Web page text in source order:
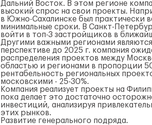
Дальний Восток. В этом регионе
высокий спрос на свои проекты.
в Южно-Сахалинске был практически
минимальные сроки. В Санкт-
войти в топ-3 застройщиков в
Другими важными регионами
перспективе до 2025 г. компания
распределения проектов между
областью и регионами в пропорции
рентабельность региональных
московскими - 25-30%.
Компания реализует проекты на
пока делает это достаточно
инвестиций, анализируя
этих рынков.
Развитие генерального подряда.